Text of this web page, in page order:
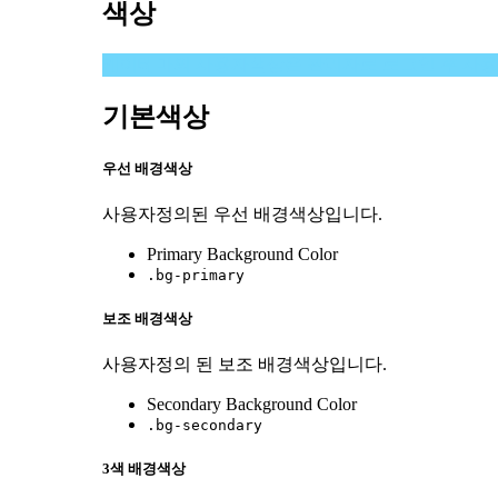
색상
기본색상
우선 배경색상
사용자정의된 우선 배경색상입니다.
Primary Background Color
.bg-primary
보조 배경색상
사용자정의 된 보조 배경색상입니다.
Secondary Background Color
.bg-secondary
3색 배경색상